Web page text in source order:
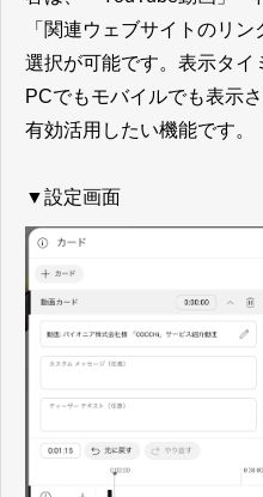
「関連ウェブサイトのリ
選択が可能です。表示タイ
PCでもモバイルでも表示
有効活用したい機能です。
▼設定画面